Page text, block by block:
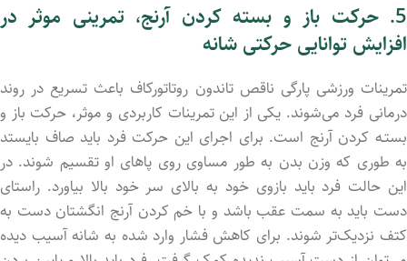
5. حرکت باز و بسته کردن آرنج، تمرینی موثر در
افزایش توانایی حرکتی شانه
تمرینات ورزشی پارگی ناقص تاندون روتاتورکاف باعث تسریع در روند
درمانی فرد می‌شوند. یکی از این تمرینات کاربردی و موثر، حرکت باز و
بستـه کردن آرنج است. برای اجرای این حرکت فرد باید صاف بایستد
به طوری که وزن بدن به طور مساوی روی پاهای او تقسیم شوند. در
این حالت فرد باید بازوی خود به بالای سر خود بالا بیاورد. راستای
دست باید به سمت عقب باشد و با خم کردن آرنج انگشتان دست به
کتف نزدیک‌تر شوند. برای کاهش فشار وارد شد‌ه به شانه آسیب دید‌ه